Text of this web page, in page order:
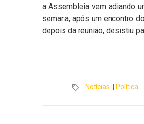
a Assembleia vem adiando
semana, após um encontro
depois da reunião, desistiu
Notícias Política